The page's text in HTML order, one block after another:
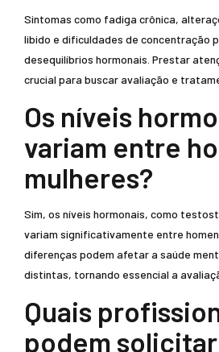
Sintomas como fadiga crônica,
libido e dificuldades de concentração
desequilíbrios hormonais. Prestar
crucial para buscar avaliação e
Os níveis
variam entre
mulheres?
Sim, os níveis hormonais, como
variam significativamente entre
diferenças podem afetar a saúde
distintas, tornando essencial a
Quais
podem